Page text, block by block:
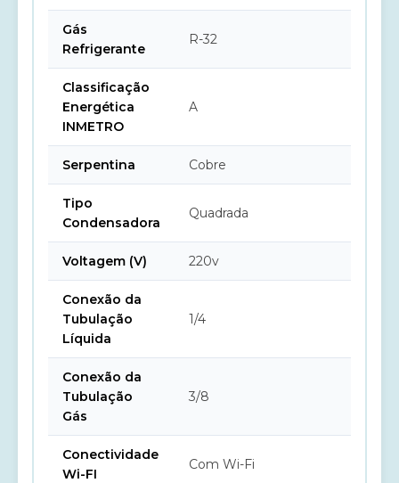
Gás
Refrigerante
R-32
Classificação
Energética
INMETRO
A
Serpentina Cobre
Tipo
Condensadora
Quadrada
Voltagem (V) 220v
Conexão da
Tubulação
Líquida
1/4
Conexão da
Tubulação
Gás
3/8
Conectividade
Wi-FI
Com Wi-Fi